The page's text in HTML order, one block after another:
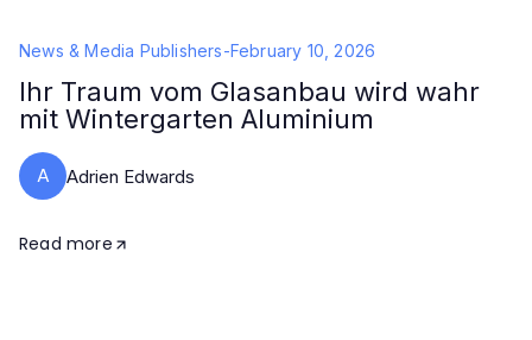
News & Media Publishers-February 10, 2026
Ihr Traum vom Glasanbau wird wahr
mit Wintergarten Aluminium
A Adrien Edwards
Read more